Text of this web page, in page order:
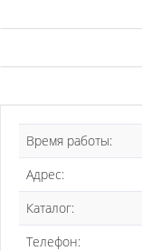
Время работы:
Адрес:
Каталог:
Телефон: